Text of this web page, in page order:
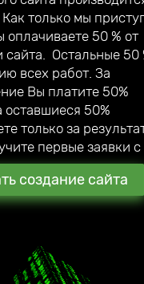
создали авторский
сайтов под ключ.
начало работы
сайтов
уже в 17
только мы
оплачиваете 50 % от
сайта. Остальные 50
всех работ. За
Вы платите 50%
оставшиеся 50%
только за
первые заявки с
создание сайта